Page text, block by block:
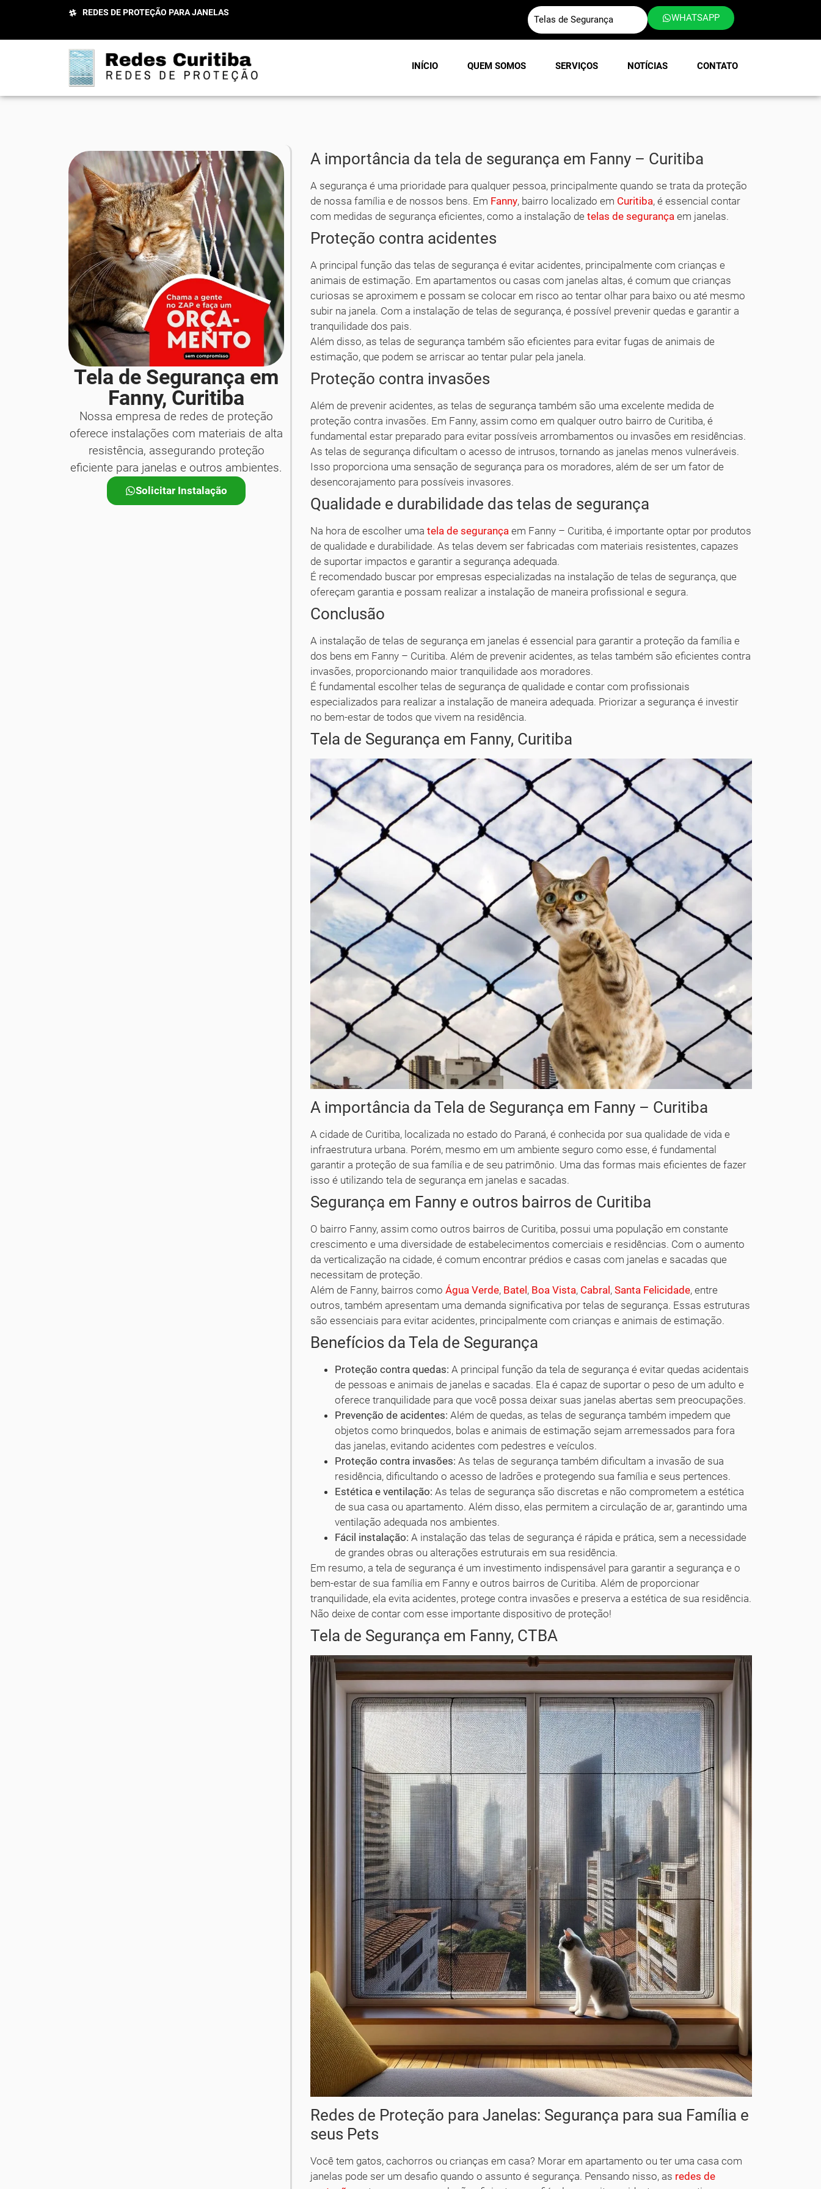
REDES DE PROTEÇÃO PARA JANELAS
Telas de Segurança WHATSAPP
INÍCIO QUEM SOMOS SERVIÇOS NOTÍCIAS CONTATO
Tela de Segurança em
Fanny, Curitiba
Nossa empresa de redes de proteção
oferece instalações com materiais de alta
resistência, assegurando proteção
eficiente para janelas e outros ambientes.
Solicitar Instalação
A importância da tela de segurança em Fanny – Curitiba
A segurança é uma prioridade para qualquer pessoa, principalmente quando se trata da proteção
de nossa família e de nossos bens. Em Fanny, bairro localizado em Curitiba, é essencial contar
com medidas de segurança eficientes, como a instalação detelas de segurança em janelas.
Proteção contra acidentes
A principal função das telas de segurança é evitar acidentes, principalmente com crianças e
animais de estimação. Em apartamentos ou casas com janelas altas, é comum que crianças
curiosas se aproximem e possam se colocar em risco ao tentar olhar para baixo ou até mesmo
subir na janela. Com a instalação de telas de segurança, é possível prevenir quedas e garantir a
tranquilidade dos pais.
Além disso, as telas de segurança também são eficientes para evitar fugas de animais de
estimação, que podem se arriscar ao tentar pular pela janela.
Proteção contra invasões
Além de prevenir acidentes, as telas de segurança também são uma excelente medida de
proteção contra invasões. Em Fanny, assim como em qualquer outro bairro de Curitiba, é
fundamental estar preparado para evitar possíveis arrombamentos ou invasões em residências.
As telas de segurança dificultam o acesso de intrusos, tornando as janelas menos vulneráveis.
Isso proporciona uma sensação de segurança para os moradores, além de ser um fator de
desencorajamento para possíveis invasores.
Qualidade e durabilidade das telas de segurança
Na hora de escolher umatela de segurança em Fanny – Curitiba, é importante optar por produtos
de qualidade e durabilidade. As telas devem ser fabricadas com materiais resistentes, capazes
de suportar impactos e garantir a segurança adequada.
É recomendado buscar por empresas especializadas na instalação de telas de segurança, que
ofereçam garantia e possam realizar a instalação de maneira profissional e segura.
Conclusão
A instalação de telas de segurança em janelas é essencial para garantir a proteção da família e
dos bens em Fanny – Curitiba. Além de prevenir acidentes, as telas também são eficientes contra
invasões, proporcionando maior tranquilidade aos moradores.
É fundamental escolher telas de segurança de qualidade e contar com profissionais
especializados para realizar a instalação de maneira adequada. Priorizar a segurança é investir
no bem-estar de todos que vivem na residência.
Tela de Segurança em Fanny, Curitiba
A importância da Tela de Segurança em Fanny – Curitiba
A cidade de Curitiba, localizada no estado do Paraná, é conhecida por sua qualidade de vida e
infraestrutura urbana. Porém, mesmo em um ambiente seguro como esse, é fundamental
garantir a proteção de sua família e de seu patrimônio. Uma das formas mais eficientes de fazer
isso é utilizando tela de segurança em janelas e sacadas.
Segurança em Fanny e outros bairros de Curitiba
O bairro Fanny, assim como outros bairros de Curitiba, possui uma população em constante
crescimento e uma diversidade de estabelecimentos comerciais e residências. Com o aumento
da verticalização na cidade, é comum encontrar prédios e casas com janelas e sacadas que
necessitam de proteção.
Além de Fanny, bairros comoÁgua Verde, Batel , Boa Vista, Cabral ,Santa Felicidade, entre
outros, também apresentam uma demanda significativa por telas de segurança. Essas estruturas
são essenciais para evitar acidentes, principalmente com crianças e animais de estimação.
Benefícios da Tela de Segurança
Proteção contra quedas: A principal função da tela de segurança é evitar quedas acidentais
de pessoas e animais de janelas e sacadas. Ela é capaz de suportar o peso de um adulto e
oferece tranquilidade para que você possa deixar suas janelas abertas sem preocupações.
Prevenção de acidentes: Além de quedas, as telas de segurança também impedem que
objetos como brinquedos, bolas e animais de estimação sejam arremessados para fora
das janelas, evitando acidentes com pedestres e veículos.
Proteção contra invasões: As telas de segurança também dificultam a invasão de sua
residência, dificultando o acesso de ladrões e protegendo sua família e seus pertences.
Estética e ventilação: As telas de segurança são discretas e não comprometem a estética
de sua casa ou apartamento. Além disso, elas permitem a circulação de ar, garantindo uma
ventilação adequada nos ambientes.
Fácil instalação: A instalação das telas de segurança é rápida e prática, sem a necessidade
de grandes obras ou alterações estruturais em sua residência.
Em resumo, a tela de segurança é um investimento indispensável para garantir a segurança e o
bem-estar de sua família em Fanny e outros bairros de Curitiba. Além de proporcionar
tranquilidade, ela evita acidentes, protege contra invasões e preserva a estética de sua residência.
Não deixe de contar com esse importante dispositivo de proteção!
Tela de Segurança em Fanny, CTBA
Redes de Proteção para Janelas: Segurança para sua Família e
seus Pets
Você tem gatos, cachorros ou crianças em casa? Morar em apartamento ou ter uma casa com
janelas pode ser um desafio quando o assunto é segurança. Pensando nisso, as redes de